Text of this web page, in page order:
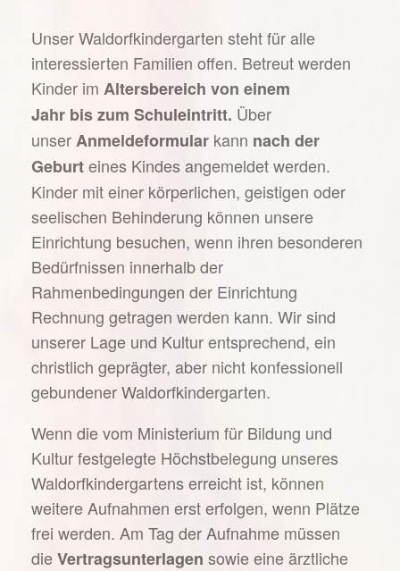
Unser Waldorfkindergarten steht für alle
interessierten Familien offen. Betreut werden
Kinder im Altersbereich von einem
Jahr biszum Schuleintritt. Über
unserAnmeldeformular kann nach der
Geburteines Kindes angemeldet werden.
Kinder mit einer körperlichen, geistigen oder
seelischen Behinderung können unsere
Einrichtung besuchen, wenn ihren besonderen
Bedürfnissen innerhalb der
Rahmenbedingungen der Einrichtung
Rechnung getragen werden kann. Wir sind
unserer Lage und Kultur entsprechend, ein
christlich geprägter, aber nicht konfessionell
gebundener Waldorfkindergarten.
Wenn die vom Ministerium für Bildung und
Kultur festgelegte Höchstbelegung unseres
Waldorfkindergartens erreicht ist, können
weitere Aufnahmen erst erfolgen, wenn Plätze
frei werden. Am Tag der Aufnahme müssen
dieVertragsunterlagen sowie eine ärztliche